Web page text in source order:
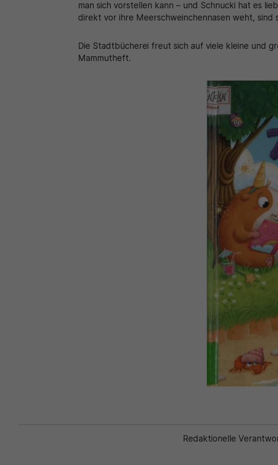
man sich vorstellen kann – und Schnucki hat es
direkt vor ihre Meerschweinchennasen weht, sind
Die Stadtbücherei freut sich auf viele kleine und
Mammutheft.
Redaktionelle